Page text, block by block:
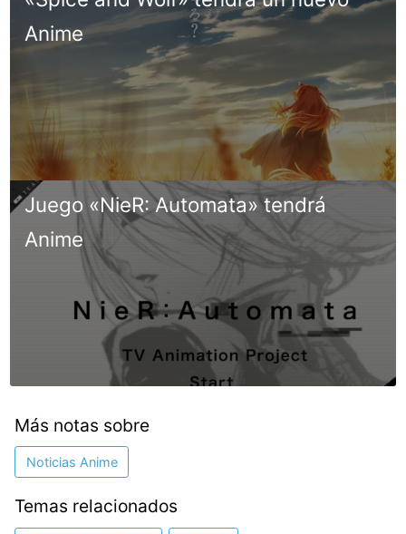
Anime
Juego «NieR: Automata» tendrá
Anime
Más notas sobre
Noticias Anime
Temas relacionados